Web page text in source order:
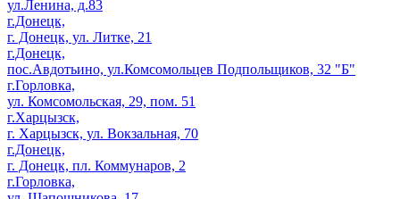
ул.Ленина, д.83
г.Донецк,
г. Донецк, ул. Литке, 21
г.Донецк,
пос.Авдотьино, ул.Комсомольцев Подпольщиков, 32 "Б"
г.Горловка,
ул. Комсомольская, 29, пом. 51
г.Харцызск,
г. Харцызск, ул. Вокзальная, 70
г.Донецк,
г. Донецк, пл. Коммунаров, 2
г.Горловка,